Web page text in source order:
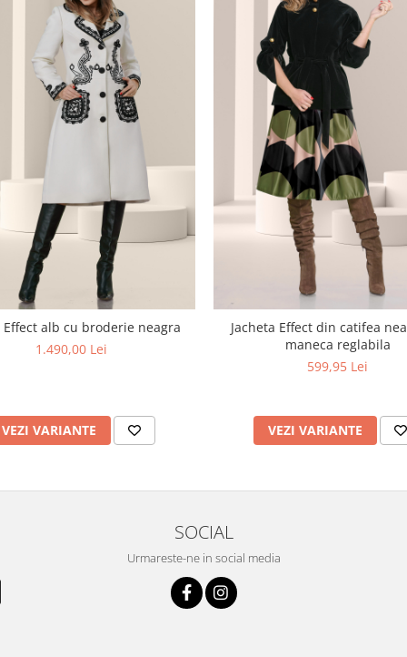
Effect alb cu broderie neagra
1.490,00 Lei
VEZI VARIANTE
Jacheta Effect din catifea
maneca reglabila
599,95 Lei
VEZI VARIANTE
SOCIAL
Urmareste-ne in social media